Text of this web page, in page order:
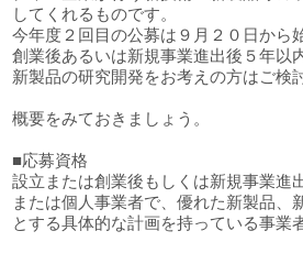
してくれるものです。
今年度２回目の公募は９月２０日から
創業後あるいは新規事業進出後５年以
新製品の研究開発をお考えの方はご検
概要をみておきましょう。
■応募資格
設立または創業後もしくは新規事業進
または個人事業者で、優れた新製品、
とする具体的な計画を持っている事業